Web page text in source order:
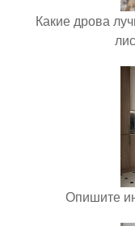
Какие дрова
Опишите